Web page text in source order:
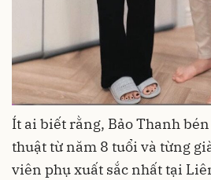
Ít ai biết rằng, Bảo Thanh
thuật từ năm 8 tuổi và từng
viên phụ xuất sắc nhất tại